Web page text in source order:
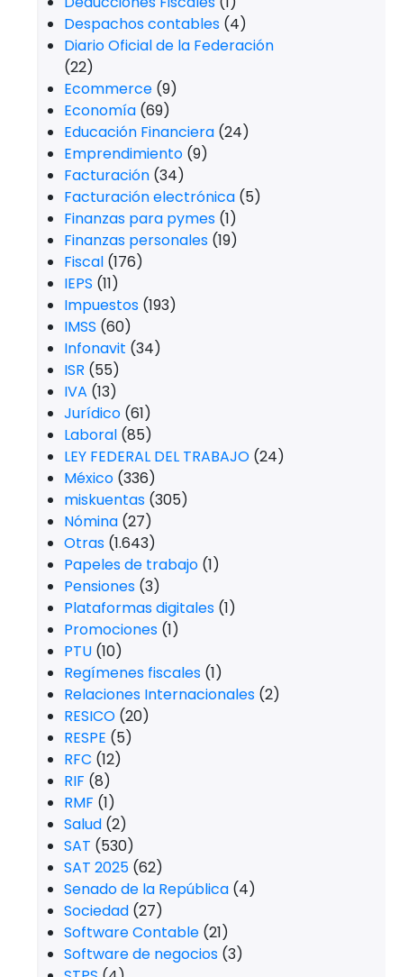
Despachos contables (4)
Diario Oficial de la Federación
(22)
Ecommerce (9)
Economía (69)
Educación Financiera (24)
Emprendimiento (9)
Facturación (34)
Facturación electrónica (5)
Finanzas para pymes (1)
Finanzas personales (19)
Fiscal (176)
IEPS (11)
Impuestos (193)
IMSS (60)
Infonavit (34)
ISR (55)
IVA (13)
Jurídico (61)
Laboral (85)
LEY FEDERAL DEL TRABAJO (24)
México (336)
miskuentas (305)
Nómina (27)
Otras (1.643)
Papeles de trabajo (1)
Pensiones (3)
Plataformas digitales (1)
Promociones (1)
PTU (10)
Regímenes fiscales (1)
Relaciones Internacionales (2)
RESICO (20)
RESPE (5)
RFC (12)
RIF (8)
RMF (1)
Salud (2)
SAT (530)
SAT 2025 (62)
Senado de la República (4)
Sociedad (27)
Software Contable (21)
Software de negocios (3)